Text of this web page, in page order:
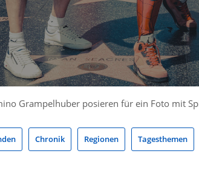
Grampelhuber posieren für ein Foto mit
Chronik Regionen Tagesthemen